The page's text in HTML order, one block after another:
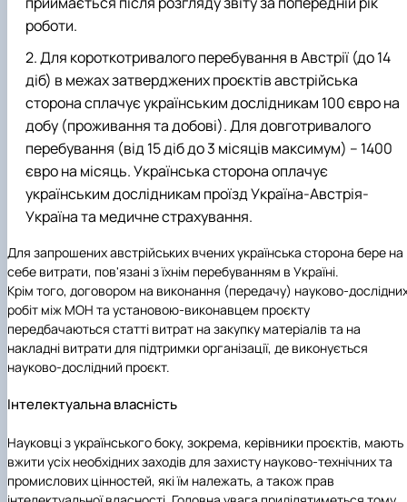
роботи.
Для короткотривалого перебування в Австрії (до 14
діб) в межах затверджених проєктів австрійська
сторона сплачує українським дослідникам 100 євро на
добу (проживання та добові). Для довготривалого
перебування (від 15 діб до 3 місяців максимум) – 1400
євро на місяць. Українська сторона оплачує
українським дослідникам проїзд Україна-Австрія-
Україна та медичне страхування.
Для запрошених австрійських вчених українська сторона бере на
себе витрати, пов'язані з їхнім перебуванням в Україні.
Крім того, договором на виконання (передачу) науково-
робіт між МОН та установою-виконавцем проєкту
передбачаються статті витрат на закупку матеріалів та на
накладні витрати для підтримки організації, де виконується
науково-дослідний проєкт.
Інтелектуальна власність
Науковці з українського боку, зокрема, керівники проєктів, мають
вжити усіх необхідних заходів для захисту науково-технічних та
промислових цінностей, які їм належать, а також прав